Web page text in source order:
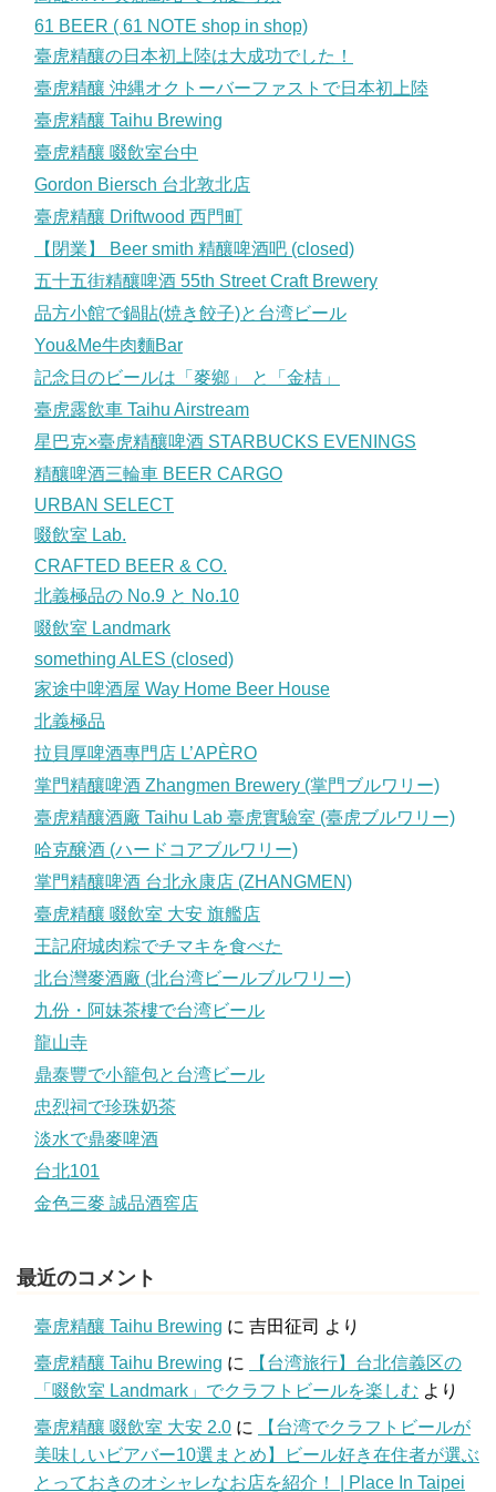
61 BEER ( 61 NOTE shop in shop)
臺虎精釀の日本初上陸は大成功でした！
臺虎精釀 沖縄オクトーバーファストで日本初上陸
臺虎精釀 Taihu Brewing
臺虎精釀 啜飲室台中
Gordon Biersch 台北敦北店
臺虎精釀 Driftwood 西門町
【閉業】 Beer smith 精釀啤酒吧 (closed)
五十五街精釀啤酒 55th Street Craft Brewery
品方小館で鍋貼(焼き餃子)と台湾ビール
You&Me牛肉麵Bar
記念日のビールは「麥鄉」 と「金桔」
臺虎露飲車 Taihu Airstream
星巴克×臺虎精釀啤酒 STARBUCKS EVENINGS
精釀啤酒三輪車 BEER CARGO
URBAN SELECT
啜飲室 Lab.
CRAFTED BEER & CO.
北義極品の No.9 と No.10
啜飲室 Landmark
something ALES (closed)
家途中啤酒屋 Way Home Beer House
北義極品
拉貝厚啤酒專門店 L’APÈRO
掌門精釀啤酒 Zhangmen Brewery (掌門ブルワリー)
臺虎精釀酒廠 Taihu Lab 臺虎實驗室 (臺虎ブルワリー)
哈克醸酒 (ハードコアブルワリー)
掌門精釀啤酒 台北永康店 (ZHANGMEN)
臺虎精釀 啜飲室 大安 旗艦店
王記府城肉粽でチマキを食べた
北台灣麥酒廠 (北台湾ビールブルワリー)
九份・阿妹茶樓で台湾ビール
龍山寺
鼎泰豐で小籠包と台湾ビール
忠烈祠で珍珠奶茶
淡水で鼎麥啤酒
台北101
金色三麥 誠品酒窖店
最近のコメント
臺虎精釀 Taihu Brewing に 吉田征司 より
臺虎精釀 Taihu Brewing に
【台湾旅行】台北信義区の
「啜飲室 Landmark」でクラフトビールを楽しむ より
臺虎精釀 啜飲室 大安 2.0 に
【台湾でクラフトビールが
美味しいビアバー10選まとめ】ビール好き在住者が選ぶ
とっておきのオシャレなお店を紹介！ | Place In Taipei